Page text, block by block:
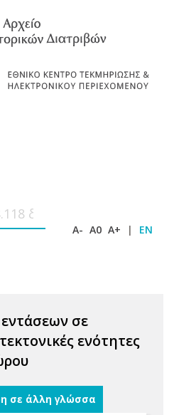
A- A0 A+ | EN
σε
ενότητες
σε άλλη γλώσσα